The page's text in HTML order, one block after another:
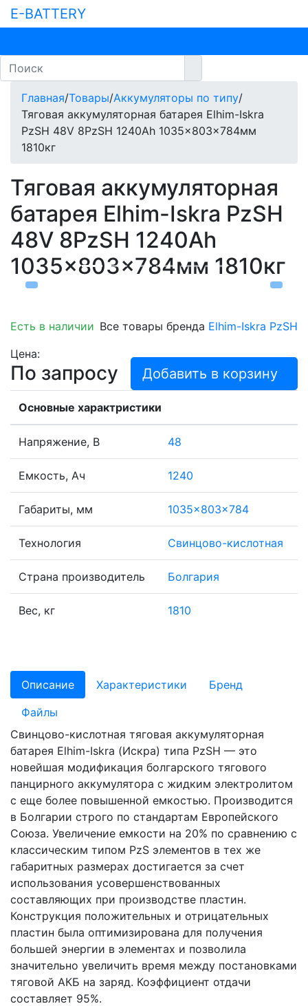
E-BATTERY
Главная/Товары/Аккумуляторы по типу/
Тяговая аккумуляторная батарея Elhim-Iskra
PzSH 48V 8PzSH 1240Ah 1035x803x784мм
1810кг
Тяговая аккумуляторная
батарея Elhim-Iskra PzSH
48V 8PzSH 1240Ah
1035x803x784мм 1810кг
Есть в наличии Все товары бренда Elhim-Iskra PzSH
Цена:
По запросу Добавить в корзину
Основные характристики
Напряжение, В 48
Емкость, Ач 1240
Габариты, мм 1035x803x784
Технология Свинцово-кислотная
Страна производитель Болгария
Вес, кг 1810
Описание Характеристики
Бренд
Файлы
Свинцово-кислотная тяговая аккумуляторная
батарея Elhim-Iskra (Искра) типа PzSH — это
новейшая модификация болгарского тягового
панцирного аккумулятора с жидким электролитом
с еще более повышенной емкостью. Производится
в Болгарии строго по стандартам Европейского
Союза. Увеличение емкости на 20% по сравнению с
классическим типом PzS элементов в тех же
габаритных размерах достигается за счет
использования усовершенствованных
составляющих при производстве пластин.
Конструкция положительных и отрицательных
пластин была оптимизирована для получения
большей энергии в элементах и позволила
значительно увеличить время между постановками
тяговой АКБ на заряд. Коэффициент отдачи
составляет 95%.